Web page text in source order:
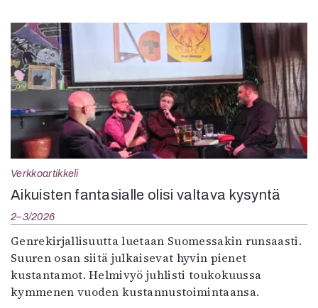
Verkkoartikkeli
Aikuisten fantasialle olisi valtava kysyntä
2–3/2026
Genrekirjallisuutta luetaan Suomessakin runsaasti.
Suuren osan siitä julkaisevat hyvin pienet
kustantamot. Helmivyö juhlisti toukokuussa
kymmenen vuoden kustannustoimintaansa.